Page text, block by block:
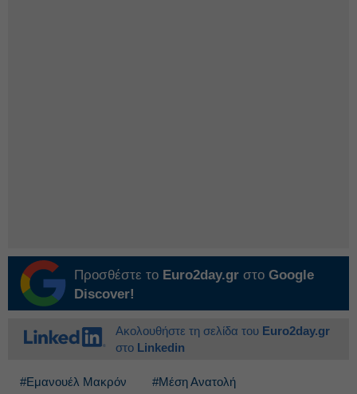
Προσθέστε το Euro2day.gr στο Google
Discover!
Ακολουθήστε τη σελίδα του Euro2day.gr
στο Linkedin
#Εμανουέλ Μακρόν #Μέση Ανατολή